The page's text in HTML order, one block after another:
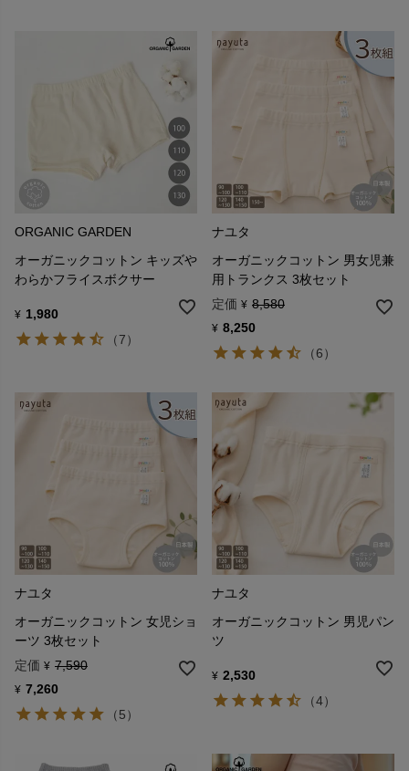
ORGANIC GARDEN
オーガニックコットン キッズや
わらかフライスボクサー
¥ 1,980
（7）
ナユタ
オーガニックコットン 男女児兼
用トランクス 3枚セット
定価 ¥ 8,580
¥ 8,250
（6）
ナユタ
オーガニックコットン 女児ショ
ーツ 3枚セット
定価 ¥ 7,590
¥ 7,260
（5）
ナユタ
オーガニックコットン 男児パン
ツ
¥ 2,530
（4）